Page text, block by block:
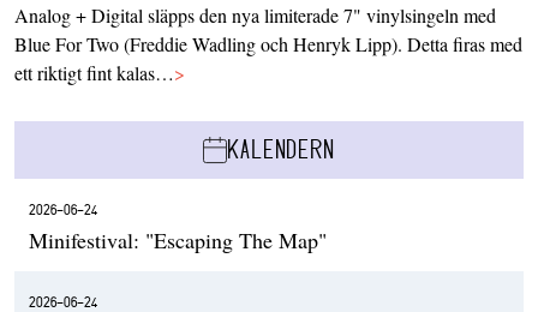
Analog + Digital släpps den nya limiterade 7" vinylsingeln med
Blue For Two (Freddie Wadling och Henryk Lipp). Detta firas med
ett riktigt fint kalas…>
KALENDERN
2026-06-24
Minifestival: "Escaping The Map"
2026-06-24